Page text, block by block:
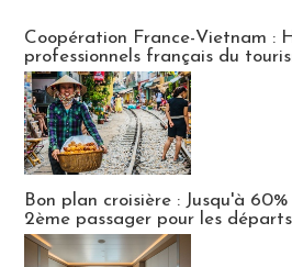
Coopération France-Vietnam :
professionnels français du
Bon plan croisière : Jusqu'à
2ème passager pour les